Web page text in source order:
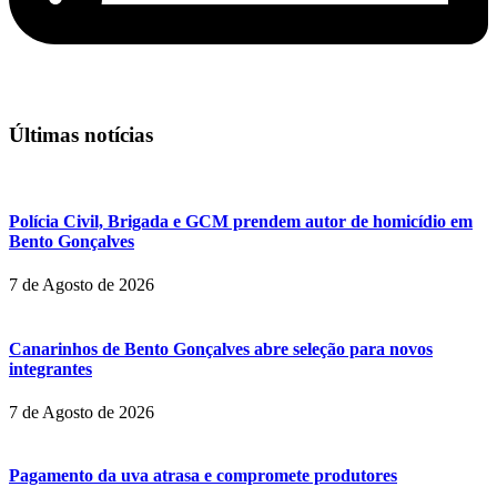
Últimas notícias
Polícia Civil, Brigada e GCM prendem autor de homicídio em
Bento Gonçalves
7 de Agosto de 2026
Canarinhos de Bento Gonçalves abre seleção para novos
integrantes
7 de Agosto de 2026
Pagamento da uva atrasa e compromete produtores